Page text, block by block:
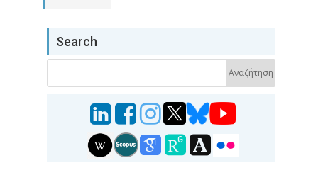
Search